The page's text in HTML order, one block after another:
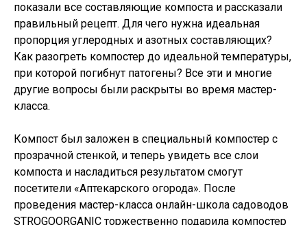
показали все составляющие компоста и рассказали
правильный рецепт. Для чего нужна идеальная
пропорция углеродных и азотных составляющих?
Как разогреть компостер до идеальной температуры,
при которой погибнут патогены? Все эти и многие
другие вопросы были раскрыты во время мастер-
класса.
Компост был заложен в специальный компостер с
прозрачной стенкой, и теперь увидеть все слои
компоста и насладиться результатом смогут
посетители «Аптекарского огорода». После
проведения мастер-класса онлайн-школа садоводов
STROGOORGANIC торжественно подарила компостер